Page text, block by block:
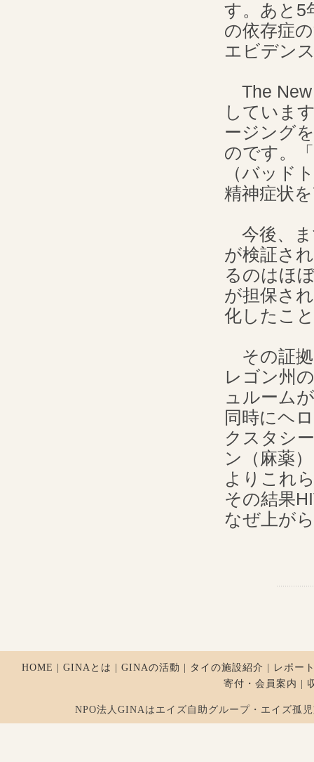
す。あと5
の依存症
エビデン
The New
していま
ージング
のです。
（バッド
精神症状
今後、ま
が検証さ
るのはほ
が担保さ
化したこ
その証拠
レゴン州の
ュルーム
同時にヘ
クスタシ
ン（麻薬
よりこれ
その結果
なぜ上が
HOME GINAとは GINAの活動 タイの施設紹介
レポー
寄付・会員案内
NPO法人GINAはエイズ自助グループ・エイズ孤